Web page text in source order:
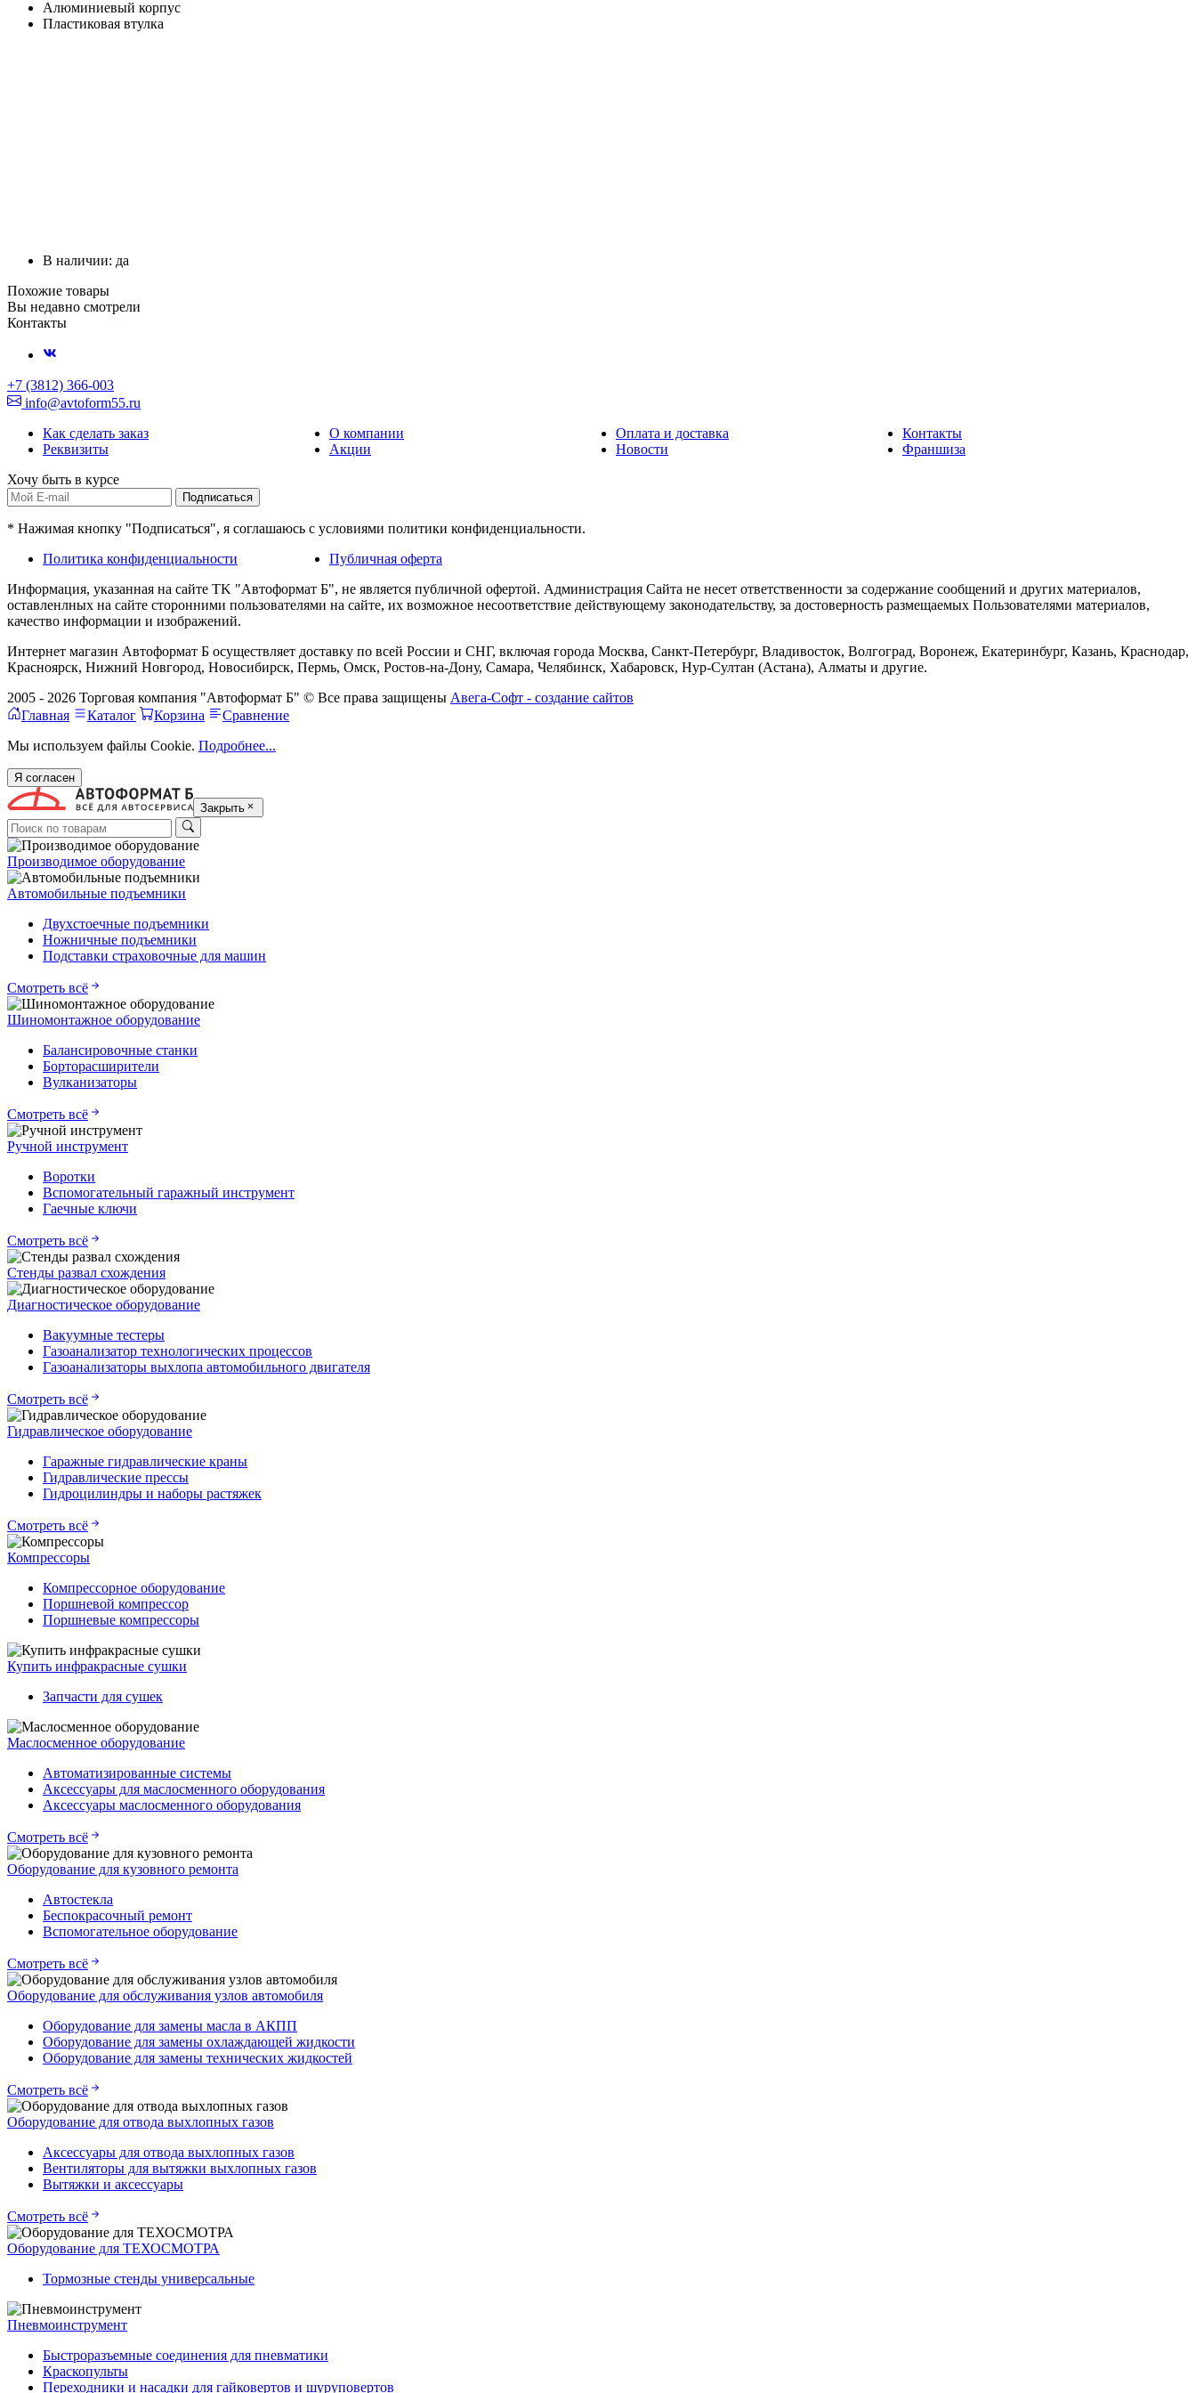
Алюминиевый корпус
Пластиковая втулка
В наличии: да
Похожие товары
Вы недавно смотрели
Контакты
+7 (3812) 366-003
info@avtoform55.ru
Как сделать заказ
О компании Оплата и доставка
Контакты
Реквизиты
Акции Новости
Франшиза
Хочу быть в курсе
Подписаться
* Нажимая кнопку "Подписаться", я соглашаюсь с условиями политики конфиденциальности.
Политика конфиденциальности
Публичная оферта
Информация, указанная на сайте TK "Автоформат Б", не является публичной офертой. Администрация Сайта не несет ответственности за содержание сообщений и других материалов,
оставленлных на сайте сторонними пользователями на сайте, их возможное несоответствие действующему законодательству, за достоверность размещаемых Пользователями материалов,
качество информации и изображений.
Интернет магазин Автоформат Б осуществляет доставку по всей России и СНГ, включая города Москва, Санкт-Петербург, Владивосток, Волгоград, Воронеж, Екатеринбург, Казань, Краснодар,
Красноярск, Нижний Новгород, Новосибирск, Пермь, Омск, Ростов-на-Дону, Самара, Челябинск, Хабаровск, Нур-Султан (Астана), Алматы и другие.
2005 - 2026 Торговая компания "Автоформат Б" © Все права защищены Авега-Софт - создание сайтов
Главная
Каталог Корзина
Сравнение
Мы используем файлы Cookie. Подробнее...
Я согласен
Закрыть
Производимое оборудование
Автомобильные подъемники
Двухстоечные подъемники
Ножничные подъемники
Подставки страховочные для машин
Смотреть всё
Шиномонтажное оборудование
Балансировочные станки
Борторасширители
Вулканизаторы
Смотреть всё
Ручной инструмент
Воротки
Вспомогательный гаражный инструмент
Гаечные ключи
Смотреть всё
Стенды развал схождения
Диагностическое оборудование
Вакуумные тестеры
Газоанализатор технологических процессов
Газоанализаторы выхлопа автомобильного двигателя
Смотреть всё
Гидравлическое оборудование
Гаражные гидравлические краны
Гидравлические прессы
Гидроцилиндры и наборы растяжек
Смотреть всё
Компрессоры
Компрессорное оборудование
Поршневой компрессор
Поршневые компрессоры
Купить инфракрасные сушки
Запчасти для сушек
Маслосменное оборудование
Автоматизированные системы
Аксессуары для маслосменного оборудования
Аксессуары маслосменного оборудования
Смотреть всё
Оборудование для кузовного ремонта
Автостекла
Беспокрасочный ремонт
Вспомогательное оборудование
Смотреть всё
Оборудование для обслуживания узлов автомобиля
Оборудование для замены масла в АКПП
Оборудование для замены охлаждающей жидкости
Оборудование для замены технических жидкостей
Смотреть всё
Оборудование для отвода выхлопных газов
Аксессуары для отвода выхлопных газов
Вентиляторы для вытяжки выхлопных газов
Вытяжки и аксессуары
Смотреть всё
Оборудование для ТЕХОСМОТРА
Тормозные стенды универсальные
Пневмоинструмент
Быстроразъемные соединения для пневматики
Краскопульты
Переходники и насадки для гайковертов и шуруповертов